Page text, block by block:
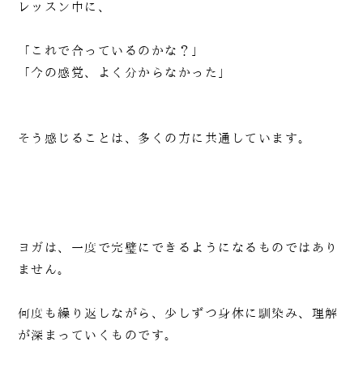
レッスン中に、
「これで合っているのかな？」
「今の感覚、よく分からなかった」
そう感じることは、多くの方に共通しています。
ヨガは、一度で完璧にできるようになるものではあり
ません。
何度も繰り返しながら、少しずつ身体に馴染み、理解
が深まっていくものです。